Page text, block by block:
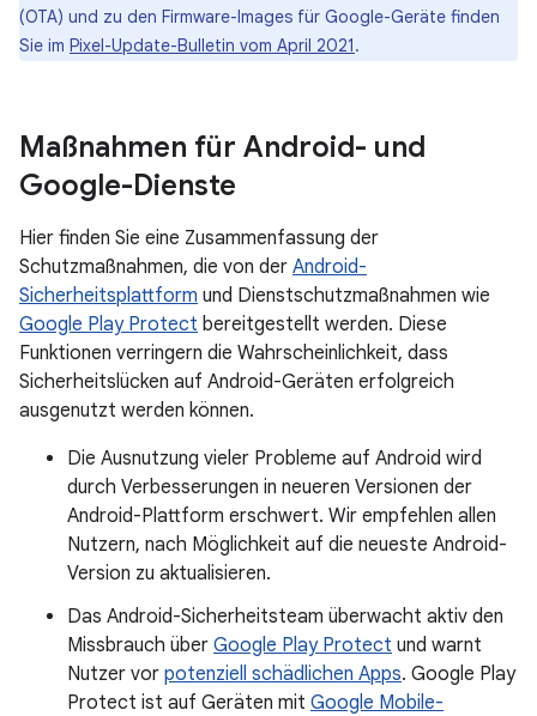
(OTA) und zu den Firmware-Images für Google-Geräte finden
Sie im Pixel-Update-Bulletin vom April 2021.
Maßnahmen für Android- und
Google-Dienste
Hier finden Sie eine Zusammenfassung der
Schutzmaßnahmen, die von der Android-
Sicherheitsplattform und Dienstschutzmaßnahmen wie
Google Play Protect bereitgestellt werden. Diese
Funktionen verringern die Wahrscheinlichkeit, dass
Sicherheitslücken auf Android-Geräten erfolgreich
ausgenutzt werden können.
Die Ausnutzung vieler Probleme auf Android wird
durch Verbesserungen in neueren Versionen der
Android-Plattform erschwert. Wir empfehlen allen
Nutzern, nach Möglichkeit auf die neueste Android-
Version zu aktualisieren.
Das Android-Sicherheitsteam überwacht aktiv den
Missbrauch über Google Play Protect und warnt
Nutzer vor potenziell schädlichen Apps. Google Play
Protect ist auf Geräten mit Google Mobile-